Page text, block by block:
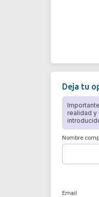
Deja tu
realidad y
Nombre
Email